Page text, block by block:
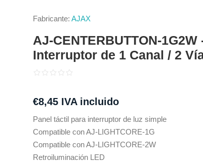
Fabricante: AJAX
AJ-CENTERBUTTON-
Interruptor de 1 Canal / 2
€8,45 IVA incluido
Panel táctil para interruptor de luz simple
Compatible con AJ-LIGHTCORE-1G
Compatible con AJ-LIGHTCORE-2W
Retroiluminación LED